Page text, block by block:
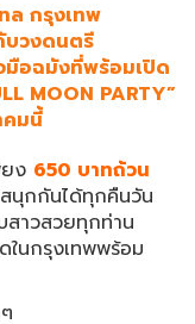
ล กรุงเทพ
บวงดนตรี
มือฉมังที่พร้อมเปิด
MOON PARTY”
คมนี้
ง 650 บาทถ้วน
นุกกันได้ทุกคืนวัน
สาวสวยทุกท่าน
นกรุงเทพพร้อม